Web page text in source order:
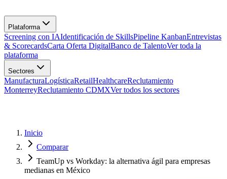
Screening con IAIdentificación de SkillsPipeline KanbanEntrevistas
& ScorecardsCarta Oferta DigitalBanco de TalentoVer toda la
plataforma
ManufacturaLogísticaRetailHealthcareReclutamiento
MonterreyReclutamiento CDMXVer todos los sectores
Inicio
Comparar
TeamUp vs Workday: la alternativa ágil para empresas
medianas en México